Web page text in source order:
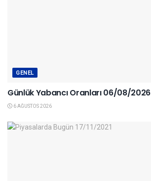
GENEL
Günlük Yabancı Oranları 06/08/2026
6 AĞUSTOS 2026